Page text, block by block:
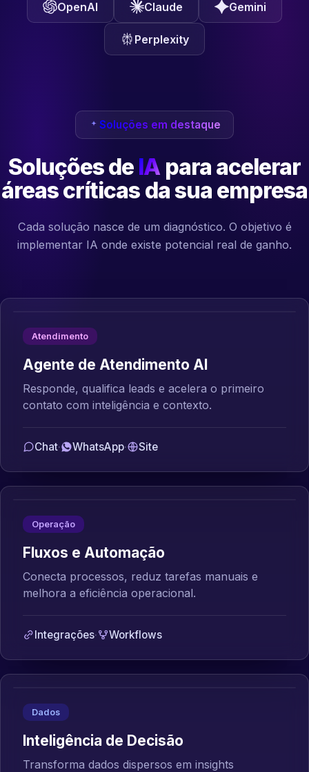
OpenAI Claude Gemini
Perplexity
Soluções em destaque
Soluções de IA para acelerar
áreas críticas da sua empresa
Cada solução nasce de um diagnóstico. O objetivo é
implementar IA onde existe potencial real de ganho.
Atendimento
Agente de Atendimento AI
Responde, qualifica leads e acelera o primeiro
contato com inteligência e contexto.
Chat· WhatsApp· Site
Operação
Fluxos e Automação
Conecta processos, reduz tarefas manuais e
melhora a eficiência operacional.
Integrações· Workflows
Dados
Inteligência de Decisão
Transforma dados dispersos em insights